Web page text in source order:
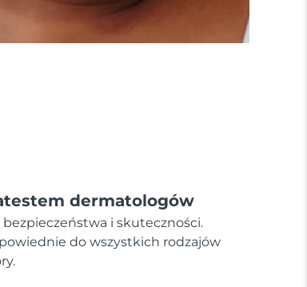
dermatologów
bezpieczeństwa i skuteczności.
do wszystkich rodzajów